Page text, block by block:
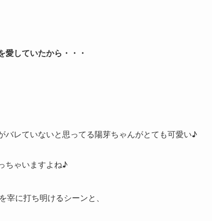
していたから・・・
バレていないと思ってる陽芽ちゃんがとても可愛い♪
ちゃいますよね♪
宰に打ち明けるシーンと、